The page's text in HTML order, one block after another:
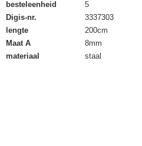
besteleenheid
5
Digis-nr.
3337303
lengte
200cm
Maat A
8mm
materiaal
staal